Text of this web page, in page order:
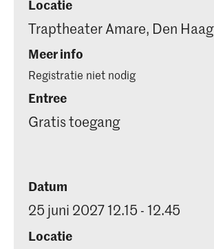
Locatie
Traptheater Amare, Den Haag
Meer info
Registratie niet nodig
Entree
Gratis toegang
Datum
25 juni 2027 12.15 - 12.45
Locatie